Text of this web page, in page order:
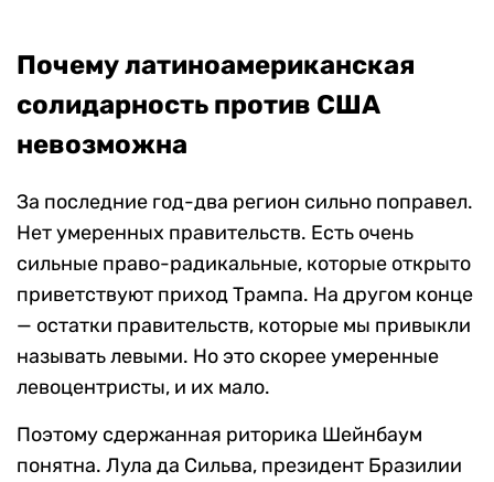
Почему латиноамериканская
солидарность против США
невозможна
За последние год-два регион сильно поправел.
Нет умеренных правительств. Есть очень
сильные право-радикальные, которые открыто
приветствуют приход Трампа. На другом конце
— остатки правительств, которые мы привыкли
называть левыми. Но это скорее умеренные
левоцентристы, и их мало.
Поэтому сдержанная риторика Шейнбаум
понятна. Лула да Сильва, президент Бразилии